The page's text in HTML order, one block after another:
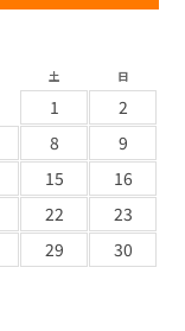
土 日
1
2
8
9
15
16
22
23
29
30